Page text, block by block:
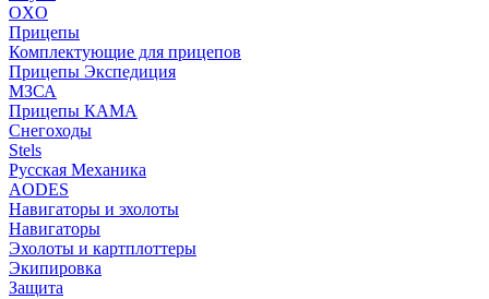
OXO
Прицепы
Комплектующие для прицепов
Прицепы Экспедиция
МЗСА
Прицепы КАМА
Снегоходы
Stels
Русская Механика
AODES
Навигаторы и эхолоты
Навигаторы
Эхолоты и картплоттеры
Экипировка
Защита